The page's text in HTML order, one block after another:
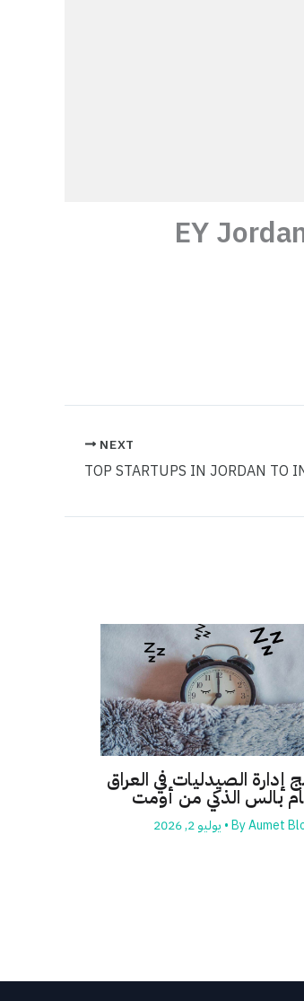
EY
NEXT
TOP STARTUPS IN JORDAN TO
إدارة الصيدليات في العراق
بالس الذكي من أومت
ByAumet
• يوليو 2, 2026